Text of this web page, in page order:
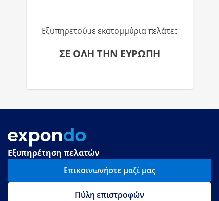
Εξυπηρετούμε εκατομμύρια πελάτες
ΣΕ ΟΛΗ ΤΗΝ ΕΥΡΩΠΗ
Εξυπηρέτηση πελατών
Επικοινωνήστε μαζί μας
Πύλη επιστροφών